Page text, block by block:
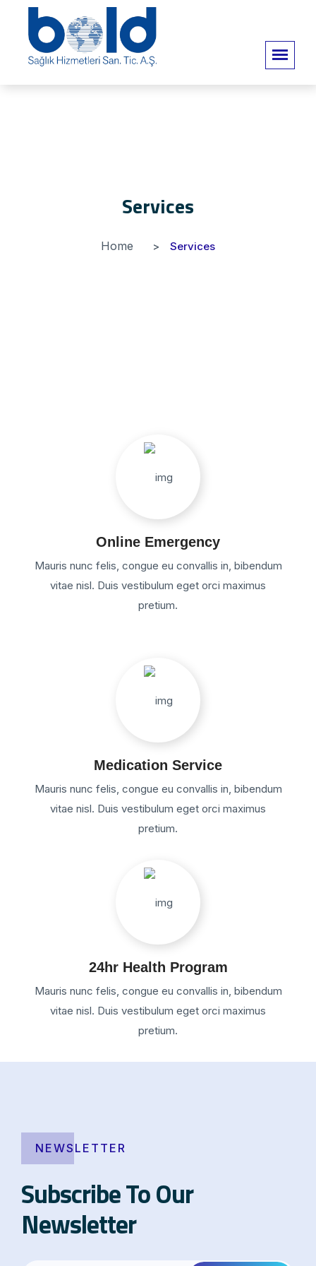
Services
Home Services
Online Emergency
Mauris nunc felis, congue eu convallis in, bibendum
vitae nisl. Duis vestibulum eget orci maximus
pretium.
Medication Service
Mauris nunc felis, congue eu convallis in, bibendum
vitae nisl. Duis vestibulum eget orci maximus
pretium.
24hr Health Program
Mauris nunc felis, congue eu convallis in, bibendum
vitae nisl. Duis vestibulum eget orci maximus
pretium.
NEWSLETTER
Subscribe To Our
Newsletter